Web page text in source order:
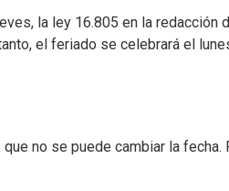
la ley 16.805 en la redacción
el feriado se celebrará el
no se puede cambiar la fecha.